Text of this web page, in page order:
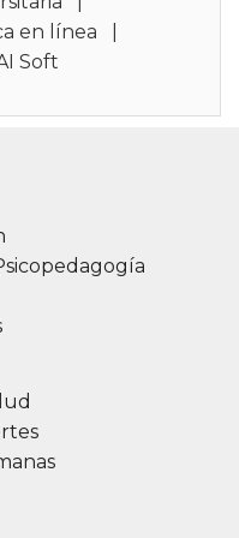
y estrategias de
estudios de
turísticos,
alojamiento
turístico, tanto en
como al sector
actuar en otras
vinculadas al
en línea
Soft